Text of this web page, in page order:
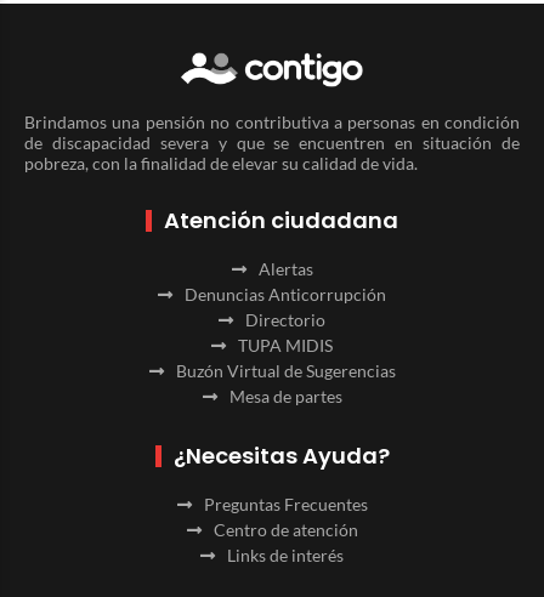
Brindamos una pensión no contributiva a personas en condición
de discapacidad severa y que se encuentren en situación de
pobreza, con la finalidad de elevar su calidad de vida.
Atención ciudadana
Alertas
Denuncias Anticorrupción
Directorio
TUPA MIDIS
Buzón Virtual de Sugerencias
Mesa de partes
¿Necesitas Ayuda?
Preguntas Frecuentes
Centro de atención
Links de interés